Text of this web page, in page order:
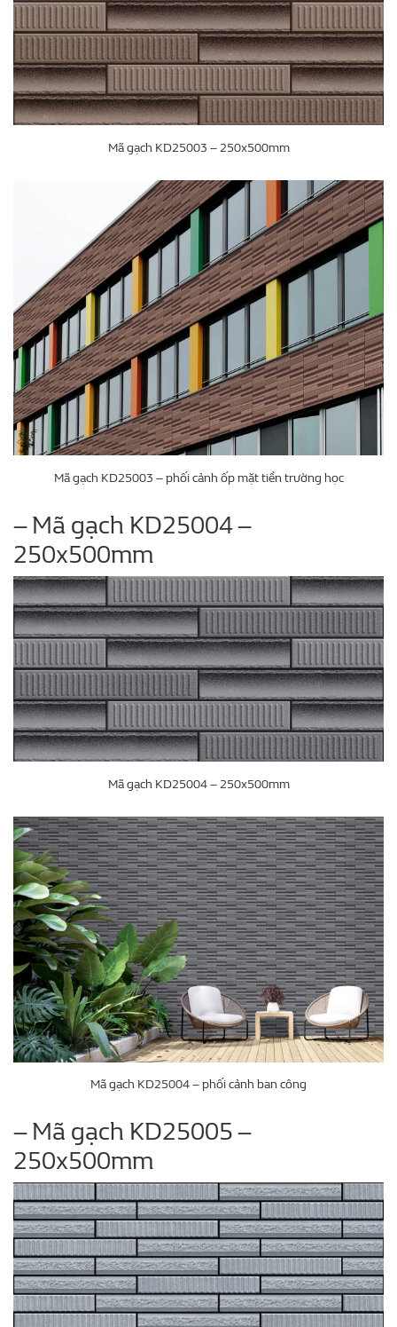
Mã gạch KD25003 – 250x500mm
Mã gạch KD25003 – phối cảnh ốp mặt tiền trường học
– Mã gạch KD25004 –
250x500mm
Mã gạch KD25004 – 250x500mm
Mã gạch KD25004 – phối cảnh ban công
– Mã gạch KD25005 –
250x500mm